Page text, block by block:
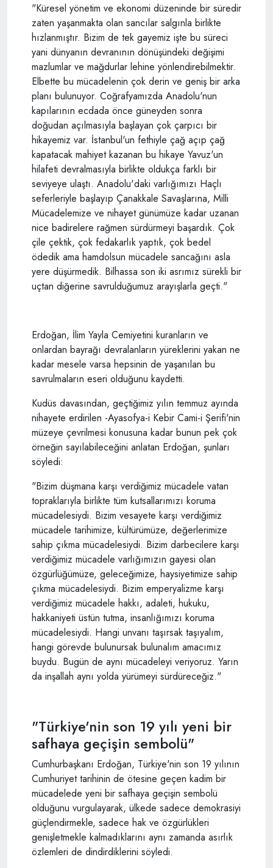
"Küresel yönetim ve ekonomi düzeninde bir süredir
zaten yaşanmakta olan sancılar salgınla birlikte
hızlanmıştır. Bizim de tek gayemiz işte bu süreci
yani dünyanın devranının dönüşündeki değişimi
mazlumlar ve mağdurlar lehine yönlendirebilmektir.
Elbette bu mücadelenin çok derin ve geniş bir arka
planı bulunuyor. Coğrafyamızda Anadolu'nun
kapılarının ecdada önce güneyden sonra
doğudan açılmasıyla başlayan çok çarpıcı bir
hikayemiz var. İstanbul'un fethiyle çağ açıp çağ
kapatacak mahiyet kazanan bu hikaye Yavuz'un
hilafeti devralmasıyla birlikte oldukça farklı bir
seviyeye ulaştı. Anadolu'daki varlığımızı Haçlı
seferleriyle başlayıp Çanakkale Savaşlarına, Milli
Mücadelemize ve nihayet günümüze kadar uzanan
nice badirelere rağmen sürdürmeyi başardık. Çok
çile çektik, çok fedakarlık yaptık, çok bedel
ödedik ama hamdolsun mücadele sancağını asla
yere düşürmedik. Bilhassa son iki asrımız sürekli bir
uçtan diğerine savrulduğumuz arayışlarla geçti."
Erdoğan, İlim Yayla Cemiyetini kuranların ve
onlardan bayrağı devralanların yüreklerini yakan ne
kadar mesele varsa hepsinin de yaşanılan bu
savrulmaların eseri olduğunu kaydetti.
Kudüs davasından, geçtiğimiz yılın temmuz ayında
nihayete erdirilen -Ayasofya-i Kebir Cami-i Şerifi'nin
müzeye çevrilmesi konusuna kadar bunun pek çok
örneğin sayılabileceğini anlatan Erdoğan, şunları
söyledi:
"Bizim düşmana karşı verdiğimiz mücadele vatan
topraklarıyla birlikte tüm kutsallarımızı koruma
mücadelesiydi. Bizim vesayete karşı verdiğimiz
mücadele tarihimize, kültürümüze, değerlerimize
sahip çıkma mücadelesiydi. Bizim darbecilere karşı
verdiğimiz mücadele varlığımızın gayesi olan
özgürlüğümüze, geleceğimize, haysiyetimize sahip
çıkma mücadelesiydi. Bizim emperyalizme karşı
verdiğimiz mücadele hakkı, adaleti, hukuku,
hakkaniyeti üstün tutma, insanlığımızı koruma
mücadelesiydi. Hangi unvanı taşırsak taşıyalım,
hangi görevde bulunursak bulunalım amacımız
buydu. Bugün de aynı mücadeleyi veriyoruz. Yarın
da inşallah aynı yolda yürümeyi sürdüreceğiz."
"Türkiye'nin son 19 yılı yeni bir
safhaya geçişin sembolü"
Cumhurbaşkanı Erdoğan, Türkiye'nin son 19 yılının
Cumhuriyet tarihinin de ötesine geçen kadim bir
mücadelede yeni bir safhaya geçişin sembolü
olduğunu vurgulayarak, ülkede sadece demokrasiyi
güçlendirmekle, sadece hak ve özgürlükleri
genişletmekle kalmadıklarını aynı zamanda asırlık
özlemleri de dindirdiklerini söyledi.